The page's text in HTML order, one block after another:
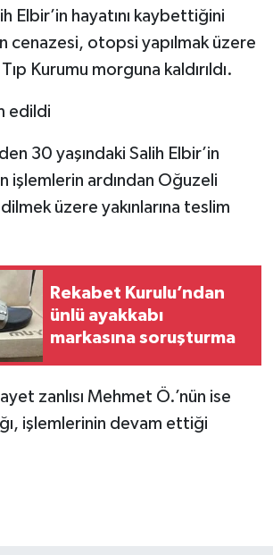
Elbir’in hayatını kaybettiğini
cenazesi, otopsi yapılmak üzere
Kurumu morguna kaldırıldı.
edildi
30 yaşındaki Salih Elbir’in
işlemlerin ardından Oğuzeli
üzere yakınlarına teslim
Rekabet Kurulu’ndan
ünlü ayakkabı
markasına soruşturma
zanlısı Mehmet Ö.’nün ise
işlemlerinin devam ettiği